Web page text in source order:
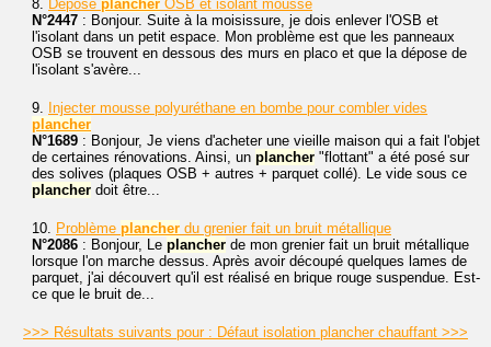
8. Dépose plancher OSB et isolant mousse
N°2447 : Bonjour. Suite à la moisissure, je dois enlever l'OSB et
l'isolant dans un petit espace. Mon problème est que les panneaux
OSB se trouvent en dessous des murs en placo et que la dépose de
l'isolant s'avère...
9. Injecter mousse polyuréthane en bombe pour combler vides
plancher
N°1689 : Bonjour, Je viens d'acheter une vieille maison qui a fait l'objet
de certaines rénovations. Ainsi, un plancher "flottant" a été posé sur
des solives (plaques OSB + autres + parquet collé). Le vide sous ce
plancher doit être...
10. Problème plancher du grenier fait un bruit métallique
N°2086 : Bonjour, Le plancher de mon grenier fait un bruit métallique
lorsque l'on marche dessus. Après avoir découpé quelques lames de
parquet, j'ai découvert qu'il est réalisé en brique rouge suspendue. Est-
ce que le bruit de...
>>> Résultats suivants pour : Défaut isolation plancher chauffant >>>